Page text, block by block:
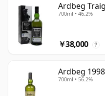
Ardbeg
700ml • 46.2%
￥38,000 ?
Ardbeg
700ml • 56.2%